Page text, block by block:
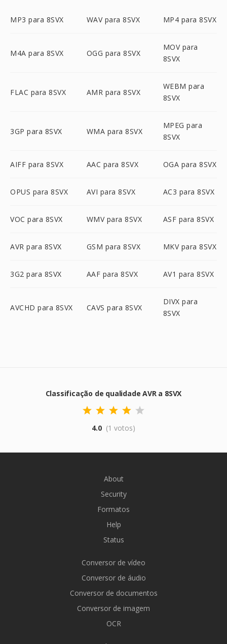
MP3 para 8SVX WAV para 8SVX MP4 para 8SVX
M4A para 8SVX OGG para 8SVX
MOV para
8SVX
FLAC para 8SVX AMR para 8SVX
WEBM para
8SVX
3GP para 8SVX WMA para 8SVX
MPEG para
8SVX
AIFF para 8SVX AAC para 8SVX OGA para 8SVX
OPUS para 8SVX AVI para 8SVX AC3 para 8SVX
VOC para 8SVX WMV para 8SVX ASF para 8SVX
AVR para 8SVX GSM para 8SVX MKV para 8SVX
3G2 para 8SVX AAF para 8SVX AV1 para 8SVX
AVCHD para 8SVX CAVS para 8SVX
DIVX para
8SVX
Classificação de qualidade AVR a 8SVX
4.0 (1 votos)
About
Security
Formatos
Help
Status
Conversor de vídeo
Conversor de áudio
Conversor de documentos
Conversor de imagem
OCR